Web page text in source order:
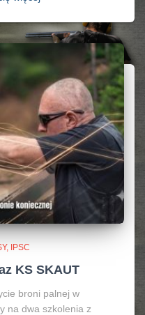
IPSC
KS SKAUT
broni palnej w
na dwa szkolenia z